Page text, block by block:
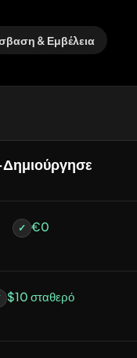
& Εμβέλεια
✓ €0
$10 σταθερό